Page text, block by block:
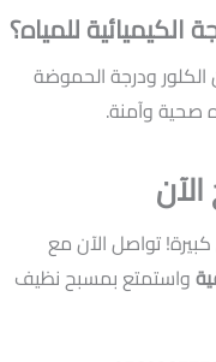
للمياه؟
ودرجة الحموضة
صحية وآمنة.
تواصل الآن مع
واستمتع بمسبح نظيف